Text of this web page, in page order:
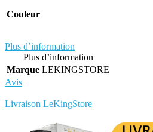
Couleur
Plus d’information
Plus d’information
Marque LEKINGSTORE
Avis
Livraison LeKingStore